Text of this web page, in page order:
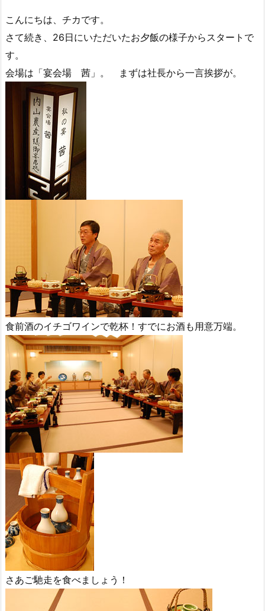
こんにちは、チカです。
さて続き、26日にいただいたお夕飯の様子からスタートで
す。
会場は「宴会場 茜」。 まずは社長から一言挨拶が。
食前酒のイチゴワインで乾杯！すでにお酒も用意万端。
さあご馳走を食べましょう！